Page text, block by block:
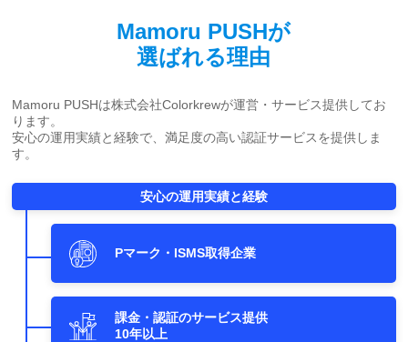
Mamoru PUSHが
選ばれる理由
Mamoru PUSHは株式会社Colorkrewが運営・サービス提供してお
ります。
安心の運用実績と経験で、満足度の高い認証サービスを提供しま
す。
安心の運用実績と経験
Pマーク・ISMS取得企業
課金・認証のサービス提供
10年以上